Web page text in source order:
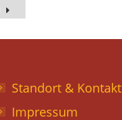
Standort & Kontakt
Impressum